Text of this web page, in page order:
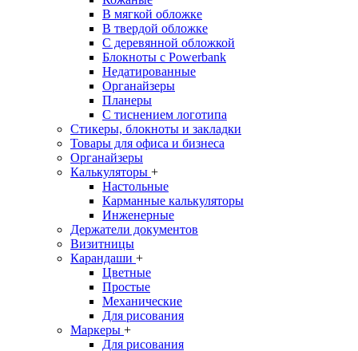
В мягкой обложке
В твердой обложке
С деревянной обложкой
Блокноты с Powerbank
Недатированные
Органайзеры
Планеры
С тиснением логотипа
Стикеры, блокноты и закладки
Товары для офиса и бизнеса
Органайзеры
Калькуляторы +
Настольные
Карманные калькуляторы
Инженерные
Держатели документов
Визитницы
Карандаши +
Цветные
Простые
Механические
Для рисования
Маркеры +
Для рисования